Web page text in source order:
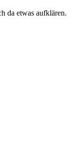
da etwas aufklären.